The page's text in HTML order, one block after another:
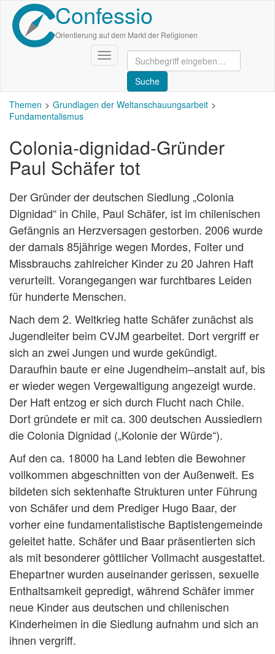
Direkt
zum
Inhalt
Confessio
Orientierung auf dem Markt der Religionen
Navigation
aktivieren/deaktivieren
Themen
Grundlagen der Weltanschauungsarbeit
Fundamentalismus
Colonia-dignidad-Gründer
Paul Schäfer tot
Der Gründer der deutschen Siedlung „Colonia
Dignidad“ in Chile, Paul Schäfer, ist im chilenischen
Gefängnis an Herzversagen gestorben. 2006 wurde
der damals 85jährige wegen Mordes, Folter und
Missbrauchs zahlreicher Kinder zu 20 Jahren Haft
verurteilt. Vorangegangen war furchtbares Leiden
für hunderte Menschen.
Nach dem 2. Weltkrieg hatte Schäfer zunächst als
Jugendleiter beim CVJM gearbeitet. Dort vergriff er
sich an zwei Jungen und wurde gekündigt.
Daraufhin baute er eine Jugendheim–anstalt auf, bis
er wieder wegen Vergewaltigung angezeigt wurde.
Der Haft entzog er sich durch Flucht nach Chile.
Dort gründete er mit ca. 300 deutschen Aussiedlern
die Colonia Dignidad („Kolonie der Würde“).
Auf den ca. 18000 ha Land lebten die Bewohner
vollkommen abgeschnitten von der Außenwelt. Es
bildeten sich sektenhafte Strukturen unter Führung
von Schäfer und dem Prediger Hugo Baar, der
vorher eine fundamentalistische Baptistengemeinde
geleitet hatte. Schäfer und Baar präsentierten sich
als mit besonderer göttlicher Vollmacht ausgestattet.
Ehepartner wurden auseinander gerissen, sexuelle
Enthaltsamkeit gepredigt, während Schäfer immer
neue Kinder aus deutschen und chilenischen
Kinderheimen in die Siedlung aufnahm und sich an
ihnen vergriff.